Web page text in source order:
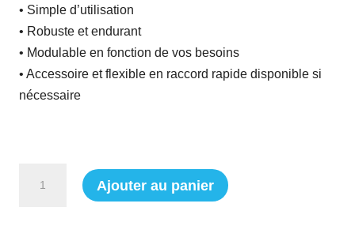
• Simple d’utilisation
• Robuste et endurant
• Modulable en fonction de vos besoins
• Accessoire et flexible en raccord rapide disponible si
nécessaire
Ajouter au panier